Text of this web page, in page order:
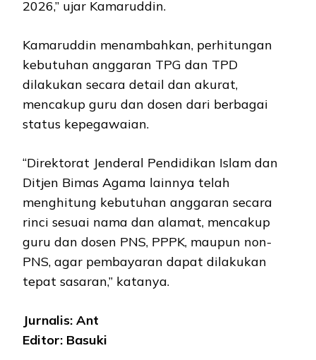
2026,” ujar Kamaruddin.
Kamaruddin menambahkan, perhitungan
kebutuhan anggaran TPG dan TPD
dilakukan secara detail dan akurat,
mencakup guru dan dosen dari berbagai
status kepegawaian.
“Direktorat Jenderal Pendidikan Islam dan
Ditjen Bimas Agama lainnya telah
menghitung kebutuhan anggaran secara
rinci sesuai nama dan alamat, mencakup
guru dan dosen PNS, PPPK, maupun non-
PNS, agar pembayaran dapat dilakukan
tepat sasaran,” katanya.
Jurnalis: Ant
Editor: Basuki